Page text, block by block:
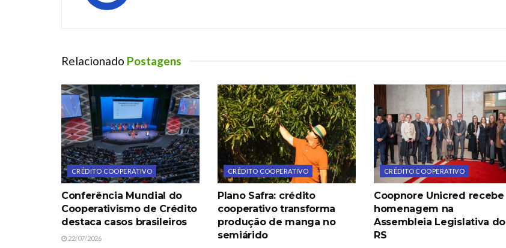
Relacionado Postagens
CRÉDITO COOPERATIVO
Conferência Mundial do
Cooperativismo de Crédito
destaca casos brasileiros
22/07/2026
CRÉDITO COOPERATIVO
Plano Safra: crédito
cooperativo transforma
produção de manga no
semiárido
CRÉDITO COOPERATIVO
Coopnore Unicred recebe
homenagem na
Assembleia Legislativa do
RS